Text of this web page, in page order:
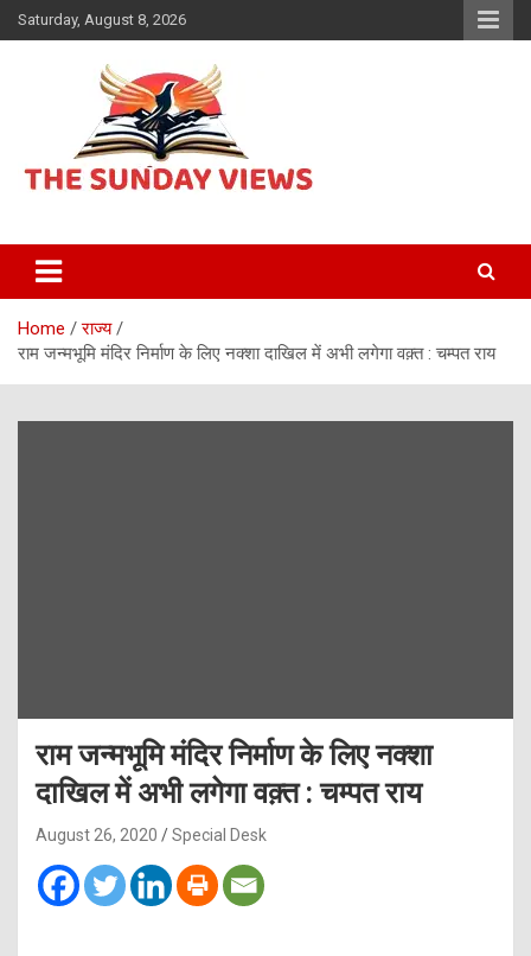
Skip
to
Saturday, August 8, 2026
The Sunday views
Home
राज्य
राम जन्मभूमि मंदिर निर्माण के लिए नक्शा दाखिल में अभी लगेगा वक़्त : चम्पत राय
राम जन्मभूमि मंदिर निर्माण के लिए नक्शा
दाखिल में अभी लगेगा वक़्त : चम्पत राय
August 26, 2020 Special Desk